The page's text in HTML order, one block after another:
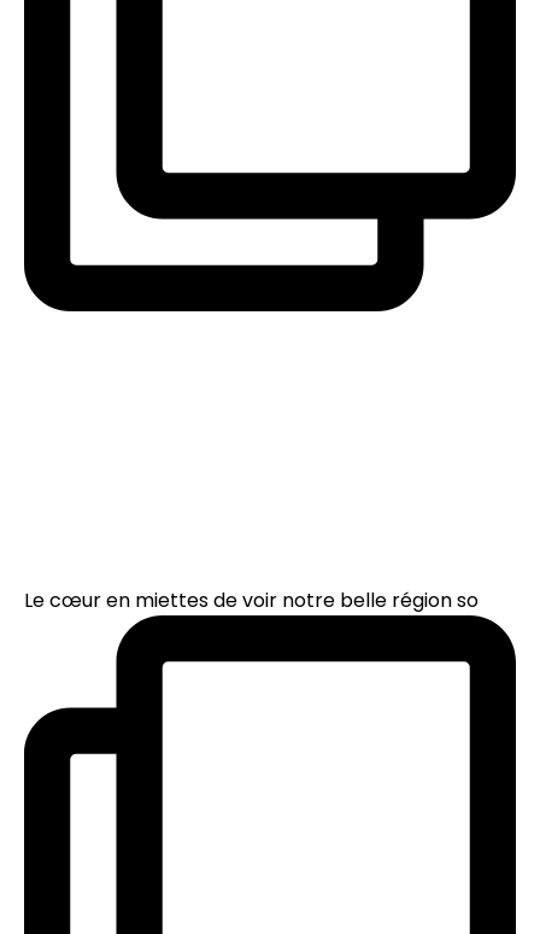
Le cœur en miettes de voir notre belle région so